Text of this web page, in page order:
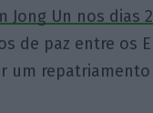
Un nos dias
de paz entre os
um